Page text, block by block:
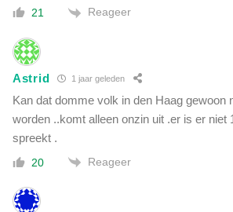
21 Reageer
Astrid 1 jaar geleden
Kan dat domme volk in den Haag gewoon
worden ..komt alleen onzin uit .er is er niet
spreekt .
20 Reageer